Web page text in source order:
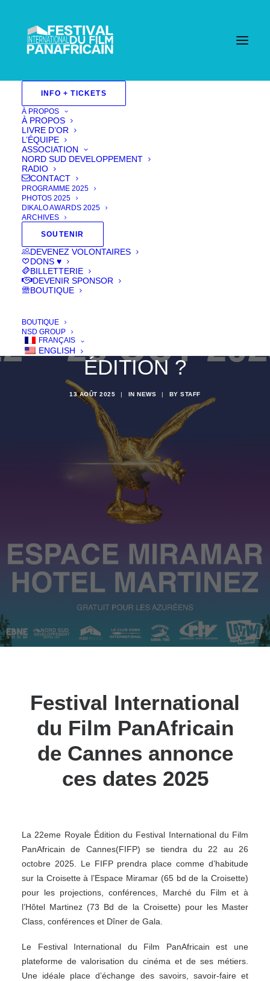
INFO + TICKETS
À PROPOS
À PROPOS
LIVRE D’OR
L’ÉQUIPE
ASSOCIATION
NORD SUD DEVELOPPEMENT
RADIO
CONTACT
PROGRAMME 2025
PHOTOS 2025
DIKALO AWARDS 2025
ARCHIVES
SOUTENIR
DEVENEZ VOLONTAIRES
DONS ♥
BILLETTERIE
DEVENIR SPONSOR
BOUTIQUE
BOUTIQUE
NSD GROUP
FRANÇAIS
ENGLISH
PRÊT POUR LA 22ÈME
ÉDITION ?
13 AOÛT 2025 | INNEWS | BYSTAFF
Festival International
du Film PanAfricain
de Cannes annonce
ces dates 2025
La 22eme Royale Édition du Festival International du Film
PanAfricain de Cannes(FIFP) se tiendra du 22 au 26
octobre 2025. Le FIFP prendra place comme d’habitude
sur la Croisette à l’Espace Miramar (65 bd de la Croisette)
pour les projections, conférences, Marché du Film et à
l’Hôtel Martinez (73 Bd de la Croisette) pour les Master
Class, conférences et Dîner de Gala.
Le Festival International du Film PanAfricain est une
plateforme de valorisation du cinéma et de ses métiers.
Une idéale place d’échange des savoirs, savoir-faire et